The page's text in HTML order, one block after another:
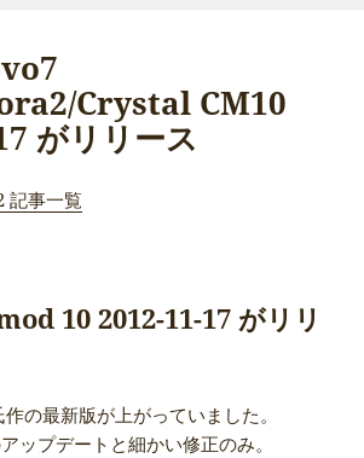
Crystal CM10
がリリース
事一覧
10 2012-11-17 がリリ
の最新版が上がっていました。
ップデートと細かい修正のみ。